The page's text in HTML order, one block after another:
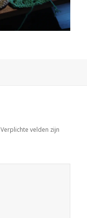
Verplichte velden zijn